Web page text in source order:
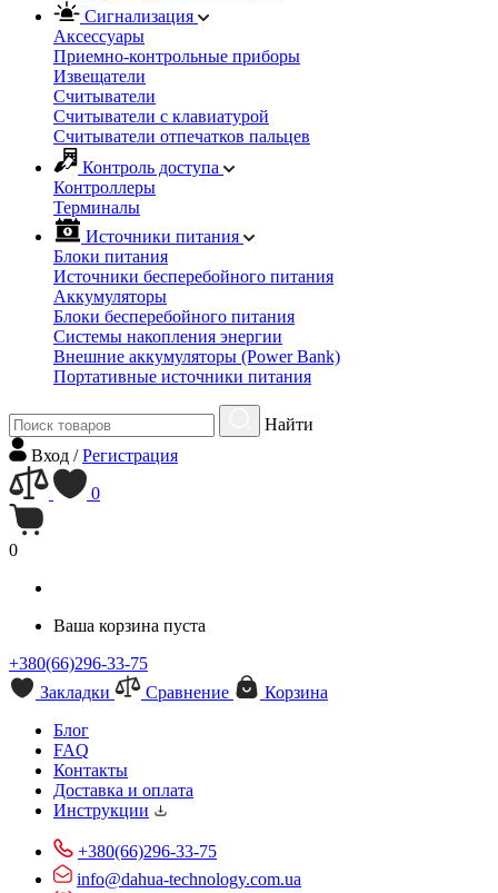
Сигнализация
Аксессуары
Приемно-контрольные приборы
Извещатели
Считыватели
Cчитыватели с клавиатурой
Cчитыватели отпечатков пальцев
Контроль доступа
Контроллеры
Терминалы
Источники питания
Блоки питания
Источники бесперебойного питания
Аккумуляторы
Блоки бесперебойного питания
Системы накопления энергии
Внешние аккумуляторы (Power Bank)
Портативные источники питания
Найти
Вход /Регистрация
0
0
Ваша корзина пуста
+380(66)296-33-75
Закладки
Сравнение
Корзина
Блог
FAQ
Контакты
Доставка и оплата
Инструкции
+380(66)296-33-75
info@dahua-technology.com.ua